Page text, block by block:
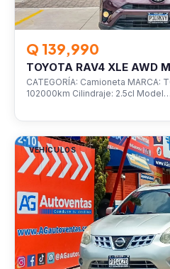
Q 139,990
TOYOTA RAV4 XLE AWD
CATEGORÍA: Camioneta MARCA:
102000km Cilindraje: 2.5cl Model…
VEHÍCULOS